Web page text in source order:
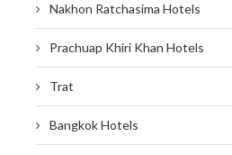
Nakhon Ratchasima Hotels
Prachuap Khiri Khan Hotels
Trat
Bangkok Hotels